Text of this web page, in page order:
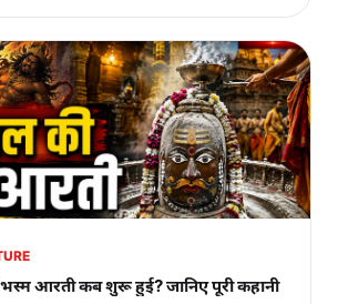
आरती कब शुरू हुई? जानिए पूरी कहानी